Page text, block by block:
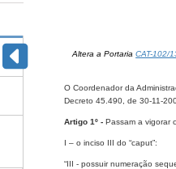
Altera a PortariaCAT-102/
O Coordenador da
Decreto 45.490, de 30-11-
Artigo 1º - Passam a vigorar
I – o inciso III do “caput”:
“III - possuir numeração